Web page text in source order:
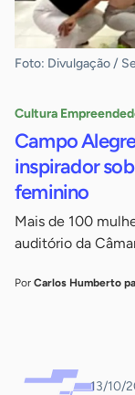
Foto: Divulgação /
Cultura
Campo
inspirador
feminino
Mais de 100
auditório da
Por Carlos Humberto
13/10/